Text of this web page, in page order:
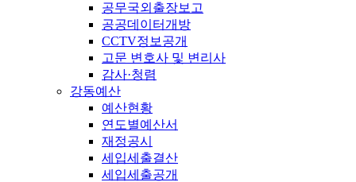
공무국외출장보고
공공데이터개방
CCTV정보공개
고문 변호사 및 변리사
감사·청렴
강동예산
예산현황
연도별예산서
재정공시
세입세출결산
세입세출공개